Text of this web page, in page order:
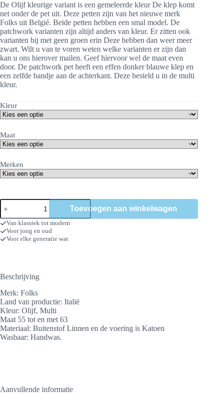
De Olijf kleurige variant is een gemeleerde kleur De klep komt
net onder de pet uit. Deze petten zijn van het nieuwe merk
Folks uit Belgié. Beide petten hebben een smal model. De
patchwork varianten zijn altijd anders van kleur. Er zitten ook
varianten bij met geen groen erin Deze hebben dan weer meer
zwart. Wilt u van te voren weten welke varianten er zijn dan
kan u ons hierover mailen. Geef hiervoor wel de maat even
door. De patchwork pet heeft een effen donker blauwe klep en
een zelfde bandje aan de achterkant. Deze besteld u in de multi
kleur.
Kleur
Maat
Merken
Folks
flatcaps
aantal
Toevoegen aan winkelwagen
Van klassiek tot modern
Voor jong en oud
Voor elke generatie wat
Beschrijving
Merk: Folks
Land van productie: Italië
Kleur: Olijf, Multi
Maat 55 tot en met 63
Materiaal: Buitenstof Linnen en de voering is Katoen
Wasbaar: Handwas.
Aanvullende informatie